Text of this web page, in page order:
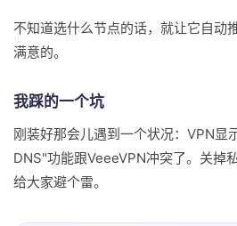
不知道选什么节点的话，就让它自动
满意的。
我踩的一个坑
刚装好那会儿遇到一个状况：VPN
DNS"功能跟VeeeVPN冲突了。关
给大家避个雷。